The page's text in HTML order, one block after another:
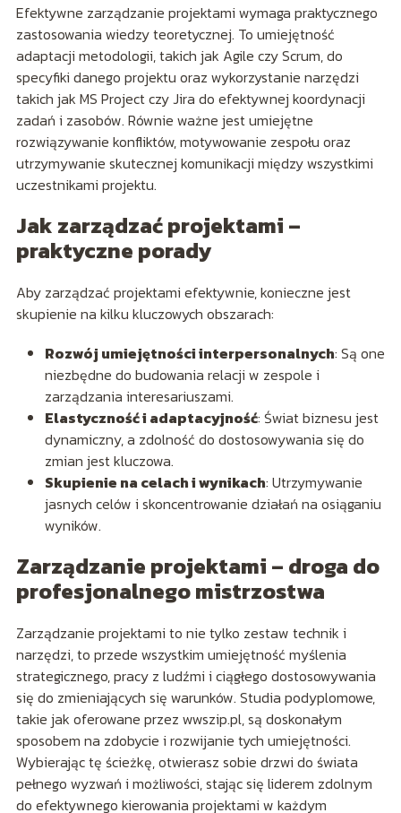
Efektywne zarządzanie projektami wymaga praktycznego
zastosowania wiedzy teoretycznej. To umiejętność
adaptacji metodologii, takich jak Agile czy Scrum, do
specyfiki danego projektu oraz wykorzystanie narzędzi
takich jak MS Project czy Jira do efektywnej koordynacji
zadań i zasobów. Równie ważne jest umiejętne
rozwiązywanie konfliktów, motywowanie zespołu oraz
utrzymywanie skutecznej komunikacji między wszystkimi
uczestnikami projektu.
Jak zarządzać projektami –
praktyczne porady
Aby zarządzać projektami efektywnie, konieczne jest
skupienie na kilku kluczowych obszarach:
Rozwój umiejętności interpersonalnych: Są one
niezbędne do budowania relacji w zespole i
zarządzania interesariuszami.
Elastyczność i adaptacyjność: Świat biznesu jest
dynamiczny, a zdolność do dostosowywania się do
zmian jest kluczowa.
Skupienie na celach i wynikach: Utrzymywanie
jasnych celów i skoncentrowanie działań na osiąganiu
wyników.
Zarządzanie projektami – droga do
profesjonalnego mistrzostwa
Zarządzanie projektami to nie tylko zestaw technik i
narzędzi, to przede wszystkim umiejętność myślenia
strategicznego, pracy z ludźmi i ciągłego dostosowywania
się do zmieniających się warunków. Studia podyplomowe,
takie jak oferowane przez wwszip.pl, są doskonałym
sposobem na zdobycie i rozwijanie tych umiejętności.
Wybierając tę ścieżkę, otwierasz sobie drzwi do świata
pełnego wyzwań i możliwości, stając się liderem zdolnym
do efektywnego kierowania projektami w każdym